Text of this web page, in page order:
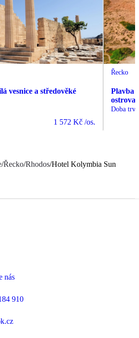
vesnice a středověké
1 572 Kč /os.
Řecko
Plavba
ostrova
Doba
/Řecko/Rhodos/Hotel Kolymbia Sun
nás
910